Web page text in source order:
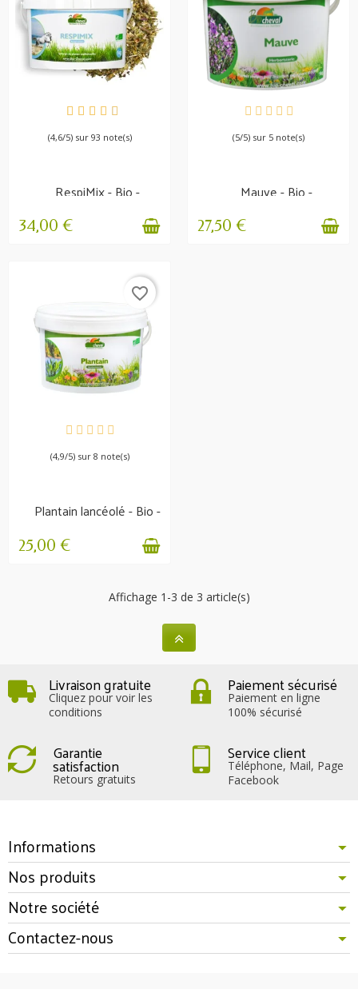
EN STOCK
(4,6/5) sur 93 note(s)
RespiMix - Bio -
Confort respiratoire
34,00 €
EN STOCK
(5/5) sur 5 note(s)
Mauve - Bio -
Respiration & confort
27,50 €
EN STOCK
favorite_border
(4,9/5) sur 8 note(s)
Plantain lancéolé - Bio -
Respiration &...
25,00 €
Affichage 1-3 de 3 article(s)
Livraison gratuite
Cliquez pour voir les
conditions
Paiement sécurisé
Paiement en ligne
100% sécurisé
Garantie
satisfaction
Retours gratuits
Service client
Téléphone, Mail, Page
Facebook
Informations
Nos produits
Notre société
Contactez-nous